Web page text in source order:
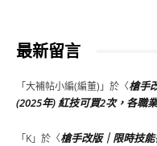
最新留言
「大補帖小編(編董) 」於〈槍手
(2025年) 紅技可買2次，各職
「K」於〈槍手改版｜限時技